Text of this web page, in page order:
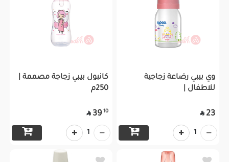
وي بيبي رضاعة زجاجية
للاطفال |
23

1
كانبول بيبي زجاجة مصممة |
250م
10
39

1